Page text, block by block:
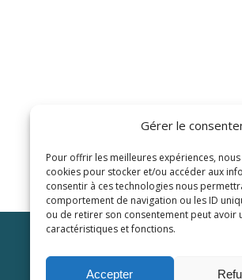
Gérer le
Pour offrir les meilleures expériences,
cookies pour stocker et/ou accéder aux
consentir à ces technologies nous
comportement de navigation ou les ID
ou de retirer son consentement peut avoir
caractéristiques et fonctions.
Accepter Plaquette